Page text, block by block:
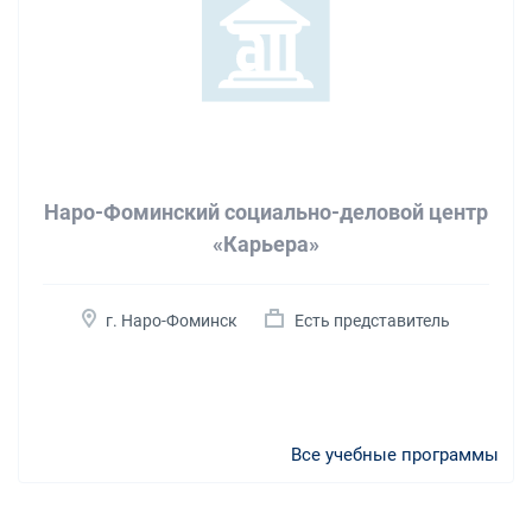
Наро-Фоминский социально-деловой центр
«Карьера»
г. Наро-Фоминск Есть представитель
Все учебные программы